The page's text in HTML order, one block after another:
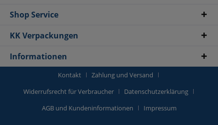
Shop Service
KK Verpackungen
Informationen
Kontakt
Zahlung und Versand
Widerrufsrecht für Verbraucher
Datenschutzerklärung
AGB und Kundeninformationen
Impressum